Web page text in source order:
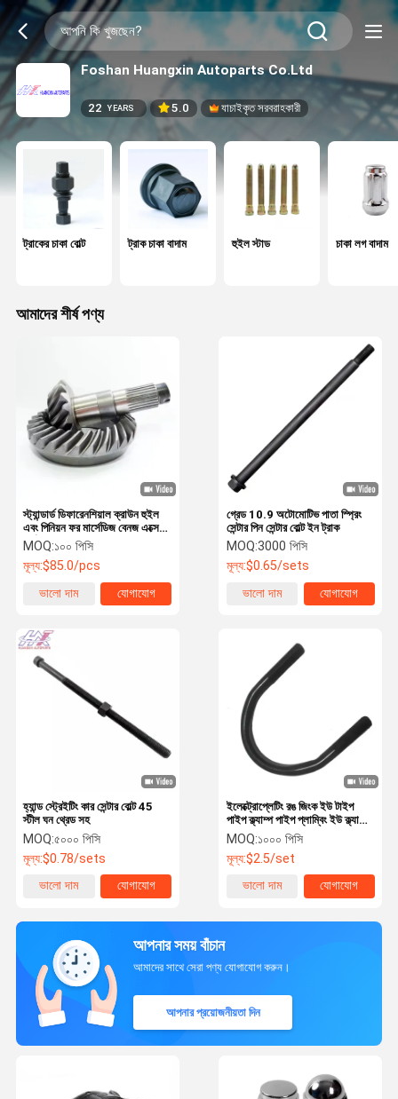
Foshan Huangxin Autoparts Co.Ltd
22 YEARS 5.0 যাচাইকৃত সরবরাহকারী
ট্রাকের চাকা বোল্ট ট্রাক চাকা বাদাম হুইল স্টাড চাকা লগ বাদাম
আমাদের শীর্ষ পণ্য
স্ট্যান্ডার্ড ডিফারেনশিয়াল ক্রাউন হুইল
এবং পিনিয়ন ফর মার্সেডিজ বেনজ এক্সেল
পার্টস OEM
MOQ:১০০ পিসি
মূল্য:$85.0/pcs
ভালো দাম
যোগাযোগ
গ্রেড 10.9 অটোমোটিভ পাতা স্প্রিং
সেন্টার পিন সেন্টার বোল্ট ইন ট্রাক
MOQ:3000 পিসি
মূল্য:$0.65/sets
ভালো দাম
যোগাযোগ
হ্যান্ড স্ট্রেইটিং কার সেন্টার বোল্ট 45
স্টীল ঘন থ্রেড সহ
MOQ:৫০০০ পিসি
মূল্য:$0.78/sets
ভালো দাম
যোগাযোগ
ইলেক্ট্রোপ্লেটিং রঙ জিংক ইউ টাইপ
পাইপ ক্ল্যাম্প পাইপ প্লাম্বিং ইউ ক্ল্যাম্প
কালো
MOQ:১০০০ পিসি
মূল্য:$2.5/set
ভালো দাম
যোগাযোগ
আপনার সময় বাঁচান
আমাদের সাথে সেরা পণ্য যোগাযোগ করুন।
আপনার প্রয়োজনীয়তা দিন